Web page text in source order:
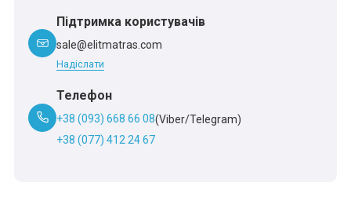
Підтримка користувачів
sale@elitmatras.com
Надіслати
Телефон
+38 (093) 668 66 08(Viber/Telegram)
+38 (077) 412 24 67